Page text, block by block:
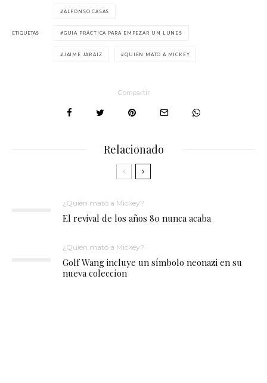
ETIQUETAS
ALFONSO CASAS
GUIA PRÁCTICA PARA EMPEZAR UN LUNES
JAIME JARAIZ QUIEN MATO A MICKEY
Compartir
Relacionado
¿Quién mató a Mickey?
El revival de los años 80 nunca acaba
¿Quién mató a Mickey?
Golf Wang incluye un símbolo neonazi en su
nueva coleccíon